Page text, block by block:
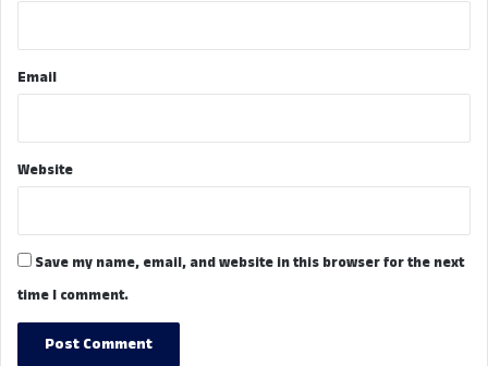
Email
Website
Save my name, email, and website in this browser for the next
time I comment.